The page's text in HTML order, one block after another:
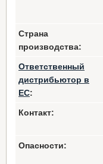
Страна
производства:
Ответственный
дистрибьютор в
ЕС:
Контакт:
Опасности: